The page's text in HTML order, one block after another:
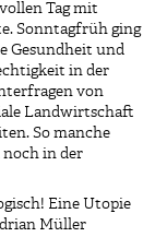
Tag mit
Sonntagfrüh ging
Gesundheit und
in der
von
Landwirtschaft
So manche
noch in der
Eine Utopie
Müller